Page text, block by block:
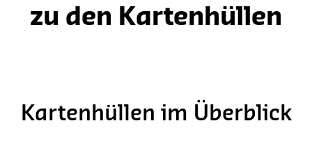
zu den Kartenhüllen
Kartenhüllen im Überblick